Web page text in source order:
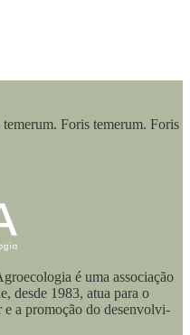
Foris temerum. Foris
é uma associação
desde 1983, atua para o
e a promoção do desenvolvi­